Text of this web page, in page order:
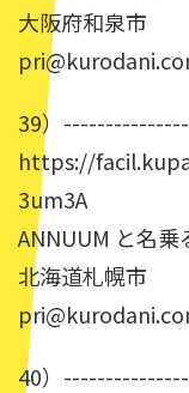
大阪府和泉市
39）
https://
3um3A
ANNUUM と名乗
北海道札幌市
40）